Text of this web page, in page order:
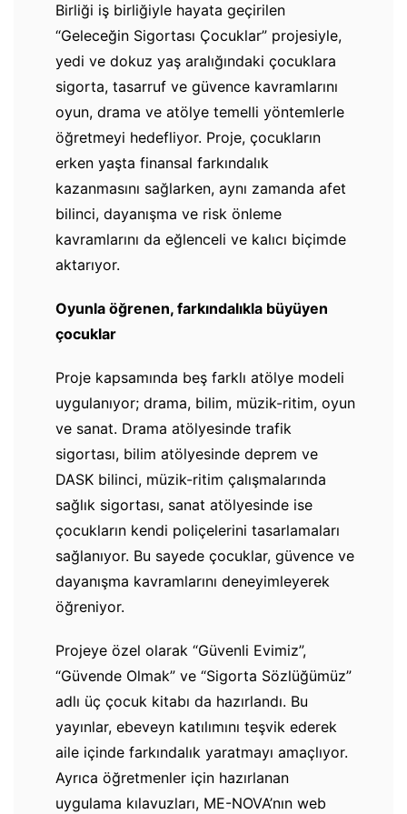
Birliği iş birliğiyle hayata geçirilen
“Geleceğin Sigortası Çocuklar” projesiyle,
yedi ve dokuz yaş aralığındaki çocuklara
sigorta, tasarruf ve güvence kavramlarını
oyun, drama ve atölye temelli yöntemlerle
öğretmeyi hedefliyor. Proje, çocukların
erken yaşta finansal farkındalık
kazanmasını sağlarken, aynı zamanda afet
bilinci, dayanışma ve risk önleme
kavramlarını da eğlenceli ve kalıcı biçimde
aktarıyor.
Oyunla öğrenen, farkındalıkla büyüyen
çocuklar
Proje kapsamında beş farklı atölye modeli
uygulanıyor; drama, bilim, müzik-ritim, oyun
ve sanat. Drama atölyesinde trafik
sigortası, bilim atölyesinde deprem ve
DASK bilinci, müzik-ritim çalışmalarında
sağlık sigortası, sanat atölyesinde ise
çocukların kendi poliçelerini tasarlamaları
sağlanıyor. Bu sayede çocuklar, güvence ve
dayanışma kavramlarını deneyimleyerek
öğreniyor.
Projeye özel olarak “Güvenli Evimiz”,
“Güvende Olmak” ve “Sigorta Sözlüğümüz”
adlı üç çocuk kitabı da hazırlandı. Bu
yayınlar, ebeveyn katılımını teşvik ederek
aile içinde farkındalık yaratmayı amaçlıyor.
Ayrıca öğretmenler için hazırlanan
uygulama kılavuzları, ME-NOVA’nın web